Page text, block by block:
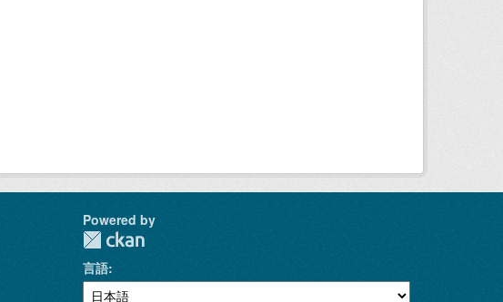
Powered by
言語